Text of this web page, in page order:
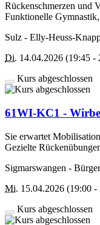
Rückenschmerzen und
Funktionelle
Sulz - Elly-Heuss-
Di. 14.04.2026 (19:45 -
Kurs abgeschlossen
61WI-KC1 -
Sie erwartet
Gezielte
Sigmarswangen -
Mi. 15.04.2026 (19:00
Kurs abgeschlossen